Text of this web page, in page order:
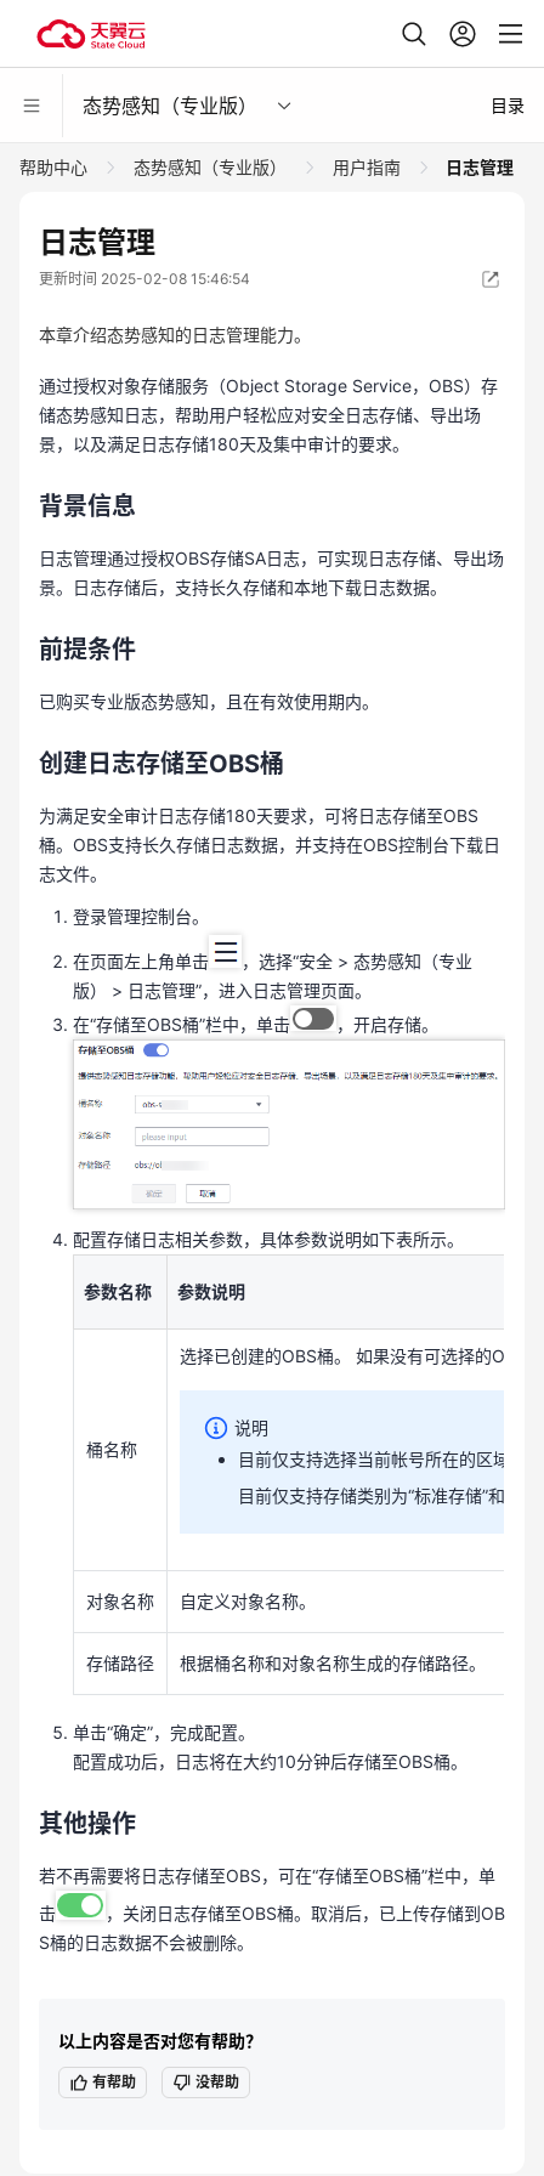
态势感知（专业版） 目录
帮助中心 态势感知（专业版） 用户指南 日志管理
日志管理
更新时间 2025-02-08 15:46:54
本章介绍态势感知的日志管理能力。
通过授权对象存储服务（Object Storage Service，OBS）存
储态势感知日志，帮助用户轻松应对安全日志存储、导出场
景，以及满足日志存储180天及集中审计的要求。
背景信息
日志管理通过授权OBS存储SA日志，可实现日志存储、导出场
景。日志存储后，支持长久存储和本地下载日志数据。
前提条件
已购买专业版态势感知，且在有效使用期内。
创建日志存储至OBS桶
为满足安全审计日志存储180天要求，可将日志存储至OBS
桶。OBS支持长久存储日志数据，并支持在OBS控制台下载日
志文件。
登录管理控制台。
在页面左上角单击
，选择“安全 > 态势感知（专业
版） > 日志管理”，进入日志管理页面。
在“存储至OBS桶”栏中，单击
，开启存储。
配置存储日志相关参数，具体参数说明如下表所示。
参数名称 参数说明
桶名称
选择已创建的OBS桶。 如果没有可选择的OBS
说明
目前仅支持选择当前帐号所在的区域中
目前仅支持存储类别为“标准存储”和“低
对象名称 自定义对象名称。
存储路径 根据桶名称和对象名称生成的存储路径。
单击“确定”，完成配置。
配置成功后，日志将在大约10分钟后存储至OBS桶。
其他操作
若不再需要将日志存储至OBS，可在“存储至OBS桶”栏中，单
击
，关闭日志存储至OBS桶。取消后，已上传存储到OB
S桶的日志数据不会被删除。
以上内容是否对您有帮助？
有帮助 没帮助